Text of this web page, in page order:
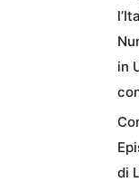
in
di